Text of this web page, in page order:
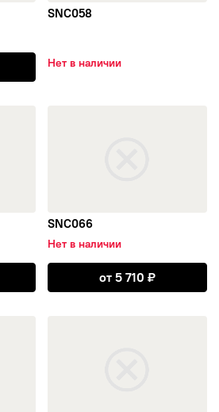
MG85
SNC058
Нет в наличии
SNC060
SNC066
от 5 710 ₽
Открыть
Нет в наличии